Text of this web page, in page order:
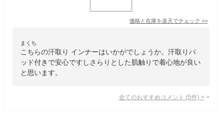
価格と在庫を楽天でチェック >>
まくち
こちらの汗取り インナーはいかがでしょうか。汗取りパ
ッド付きで安心ですしさらりとした肌触りで着心地が良い
と思います。
全てのおすすめコメント (5件) >